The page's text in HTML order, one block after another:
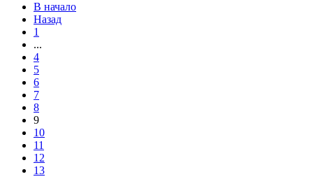
В начало
Назад
1
...
4
5
6
7
8
9
10
11
12
13